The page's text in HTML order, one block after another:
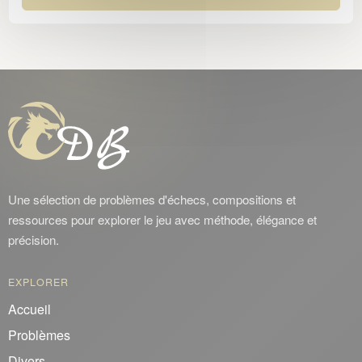
Reversal
Seeberger
Somov
Zagorouiko
Une sélection de problèmes d'échecs, compositions et
ressources pour explorer le jeu avec méthode, élégance et
précision.
EXPLORER
Accueil
Problèmes